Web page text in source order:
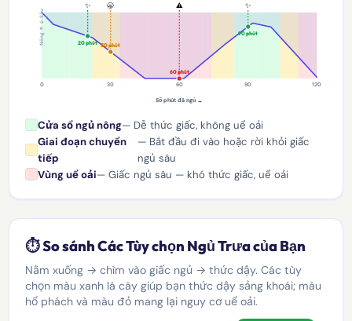
0 30 60 90 120
Số phút đã ngủ →
Nông ↑ ↓ Sâu
✨
20 phút
🥱
30 phút
⚠️
60 phút
✨
90 phút
Cửa sổ ngủ nông— Dễ thức giấc, không uể oải
Giai đoạn chuyển
tiếp
— Bắt đầu đi vào hoặc rời khỏi giấc
ngủ sâu
Vùng uể oải— Giấc ngủ sâu — khó thức giấc, uể oải
⏱️ So sánh Các Tùy chọn Ngủ Trưa của Bạn
Nằm xuống → chìm vào giấc ngủ → thức dậy. Các tùy
chọn màu xanh lá cây giúp bạn thức dậy sảng khoái; màu
hổ phách và màu đỏ mang lại nguy cơ uể oải.